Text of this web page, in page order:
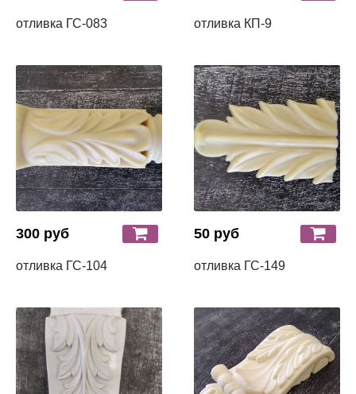
отливка ГС-083 отливка КП-9
300 руб
отливка ГС-104
50 руб
отливка ГС-149